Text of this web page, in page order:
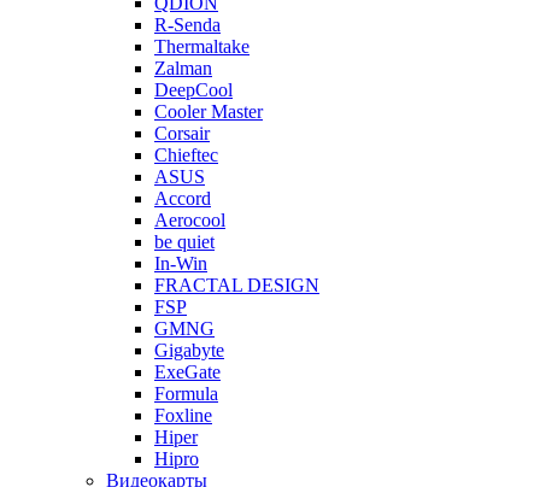
R-Senda
Thermaltake
Zalman
DeepCool
Cooler Master
Corsair
Chieftec
ASUS
Accord
Aerocool
be quiet
In-Win
FRACTAL DESIGN
FSP
GMNG
Gigabyte
ExeGate
Formula
Foxline
Hiper
Hipro
Видеокарты